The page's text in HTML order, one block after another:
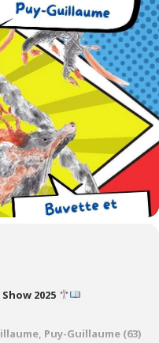
2025
Puy-Guillaume (63)